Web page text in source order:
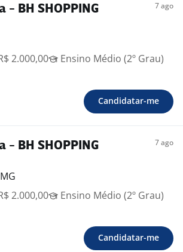
- BH SHOPPING 7 ago
2.000,00
Ensino Médio (2º Grau)
Candidatar-me
- BH SHOPPING 7 ago
2.000,00
Ensino Médio (2º Grau)
Candidatar-me